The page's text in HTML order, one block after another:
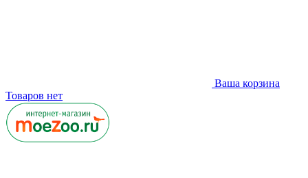
Ваша корзина
Товаров нет